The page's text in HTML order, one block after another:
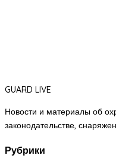
GUARD LIVE
Новости и материалы об
законодательстве,
Рубрики